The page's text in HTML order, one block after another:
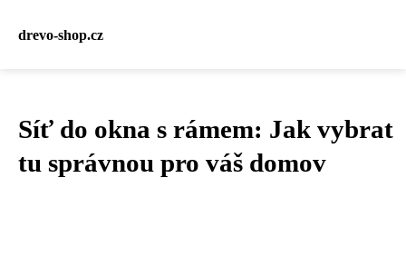
drevo-shop.cz
Síť do okna s rámem: Jak vybrat
tu správnou pro váš domov